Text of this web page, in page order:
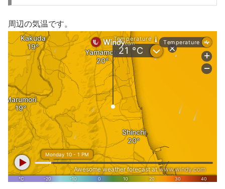
周辺の気温です。